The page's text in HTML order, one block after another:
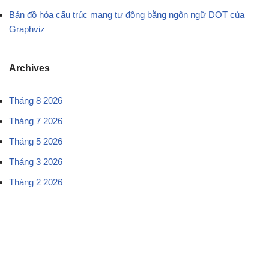
Bản đồ hóa cấu trúc mạng tự động bằng ngôn ngữ DOT của
Graphviz
Archives
Tháng 8 2026
Tháng 7 2026
Tháng 5 2026
Tháng 3 2026
Tháng 2 2026